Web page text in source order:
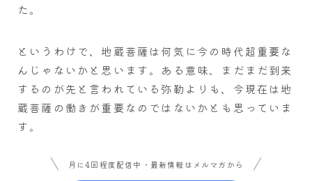
た。
というわけで、地蔵菩薩は何気に今の時代超重要な
んじゃないかと思います。ある意味、まだまだ到来
するのが先と言われている弥勒よりも、今現在は地
蔵菩薩の働きが重要なのではないかとも思っていま
す。
月に4回程度配信中・最新情報はメルマガから